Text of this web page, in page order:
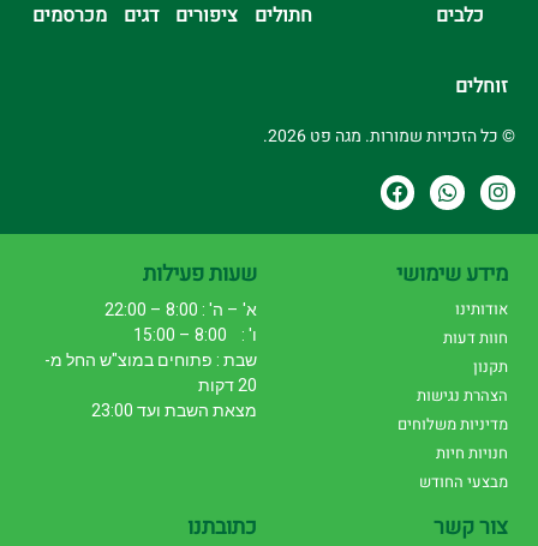
כלבים חתולים ציפורים דגים מכרסמים
זוחלים
© כל הזכויות שמורות. מגה פט 2026.
מידע שימושי
אודותינו
חוות דעות
תקנון
הצהרת נגישות
מדיניות משלוחים
חנויות חיות
מבצעי החודש
שעות פעילות
א' – ה' : 8:00 – 22:00
ו' : 8:00 – 15:00
שבת : פתוחים במוצ"ש החל מ-
20 דקות
מצאת השבת ועד 23:00
צור קשר כתובתנו